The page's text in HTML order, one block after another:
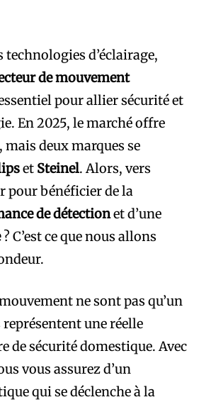
technologies d’éclairage,
de mouvement
pour allier sécurité et
En 2025, le marché offre
deux marques se
et Steinel. Alors, vers
pour bénéficier de la
de détectionet d’une
? C’est ce que nous allons
ne sont pas qu’un
une réelle
de sécurité domestique. Avec
vous assurez d’un
qui se déclenche à la